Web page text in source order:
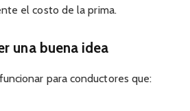
el costo de la prima.
una buena idea
para conductores que: